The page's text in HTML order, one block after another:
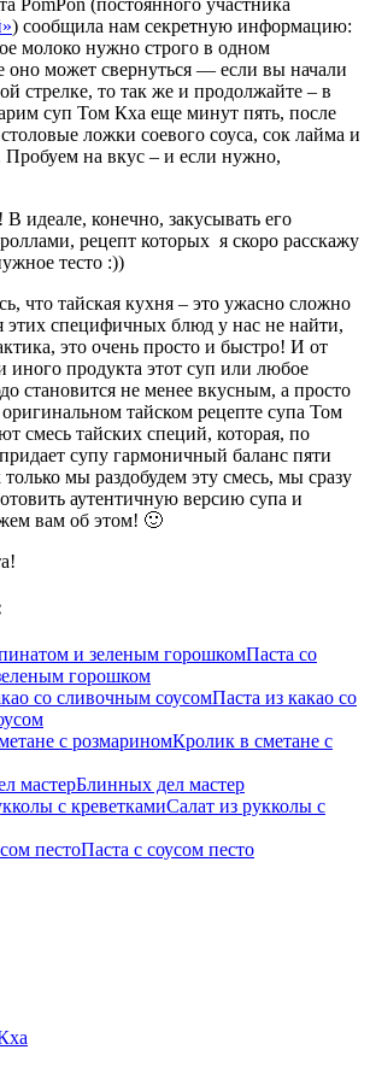
) сообщила нам секретную информацию:
молоко нужно строго в одном
оно может свернуться — если вы начали
стрелке, то так же и продолжайте – в
суп Том Кха еще минут пять, после
ложки соевого соуса, сок лайма и
Пробуем на вкус – и если нужно,
идеале, конечно, закусывать его
рецепт которых я скоро расскажу
тесто :))
что тайская кухня – это ужасно сложно
этих специфичных блюд у нас не найти,
это очень просто и быстро! И от
иного продукта этот суп или любое
становится не менее вкусным, а просто
тайском рецепте супа Том
смесь тайских специй, которая, по
супу гармоничный баланс пяти
мы раздобудем эту смесь, мы сразу
аутентичную версию супа и
вам об этом! 🙂
Паста со
горошком
Паста из какао со
Кролик в сметане с
Блинных дел мастер
Салат из рукколы с
Паста с соусом песто